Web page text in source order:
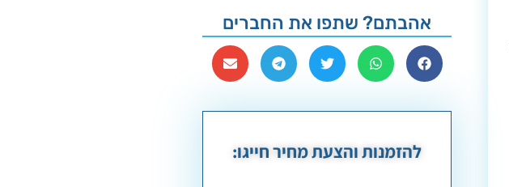
אהבתם? שתפו את החברים
להזמנות והצעת מחיר חייגו: